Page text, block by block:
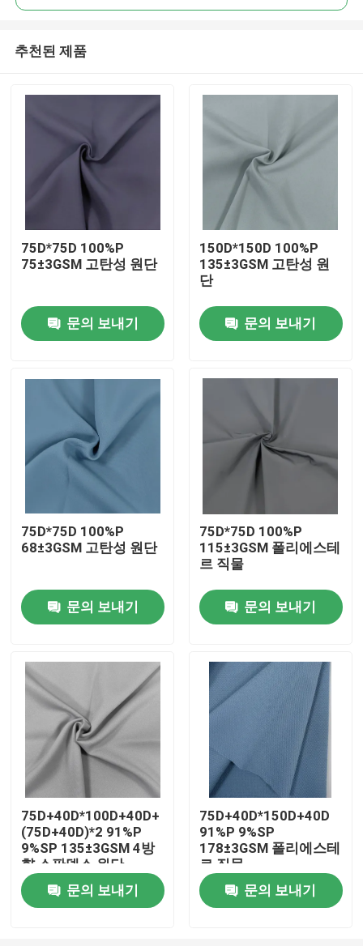
제품 소개
공장 투어
품질 관리
연락처
뉴스
모든 케이스
폴리에스테르 메모리 구성
추천된 제품
75D*75D 100%P
75±3GSM 고탄성 원단
문의 보내기
150D*150D 100%P
135±3GSM 고탄성 원
단
문의 보내기
75D*75D 100%P
68±3GSM 고탄성 원단
문의 보내기
75D*75D 100%P
115±3GSM 폴리에스테
르 직물
문의 보내기
75D+40D*100D+40D+
(75D+40D)*2 91%P
9%SP 135±3GSM 4방
향 스판덱스 원단
문의 보내기
75D+40D*150D+40D
91%P 9%SP
178±3GSM 폴리에스테
르 직물
문의 보내기